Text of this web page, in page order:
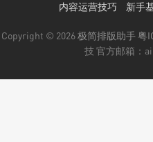
内容运营技巧 新手
Copyright © 2026极简排版助手粤
技 官方邮箱：